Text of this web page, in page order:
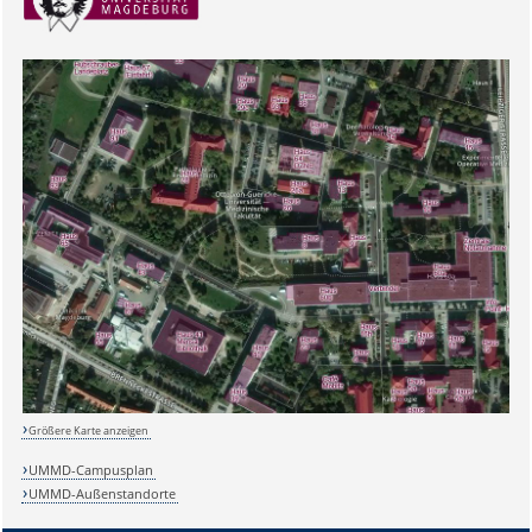
Größere Karte anzeigen
UMMD-Campusplan
UMMD-Außenstandorte